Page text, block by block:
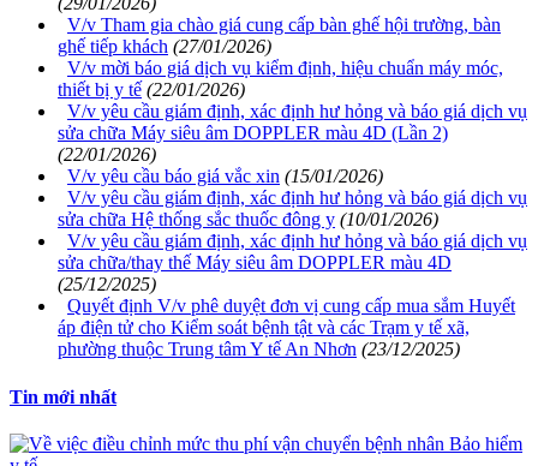
V/v Tham gia chào giá cung cấp bàn ghế hội trường, bàn
ghế tiếp khách (27/01/2026)
V/v mời báo giá dịch vụ kiểm định, hiệu chuẩn máy móc,
thiết bị y tế (22/01/2026)
V/v yêu cầu giám định, xác định hư hỏng và báo giá dịch vụ
sửa chữa Máy siêu âm DOPPLER màu 4D (Lần 2)
(22/01/2026)
V/v yêu cầu báo giá vắc xin (15/01/2026)
V/v yêu cầu giám định, xác định hư hỏng và báo giá dịch vụ
sửa chữa Hệ thống sắc thuốc đông y (10/01/2026)
V/v yêu cầu giám định, xác định hư hỏng và báo giá dịch vụ
sửa chữa/thay thế Máy siêu âm DOPPLER màu 4D
(25/12/2025)
Quyết định V/v phê duyệt đơn vị cung cấp mua sắm Huyết
áp điện tử cho Kiểm soát bệnh tật và các Trạm y tế xã,
phường thuộc Trung tâm Y tế An Nhơn (23/12/2025)
Tin mới nhất